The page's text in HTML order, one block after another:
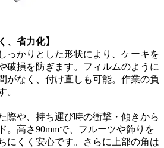
、省力化】
っかりとした形状により、ケーキを
破損を防ぎます。フィルムのように
がなく、付け直しも可能。作業の負
。
際や、持ち運び時の衝撃・傾きから
。高さ90mmで、フルーツや飾りを
にくく安心です。さらに上部の角は